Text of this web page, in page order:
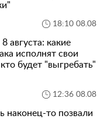
18:10 08.08
августа: какие
исполнят свои
будет "выгребать"
12:36 08.08
наконец-то позвали